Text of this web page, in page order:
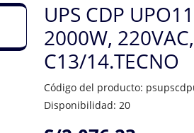
UPS CDP
2000W,
C13/14.TECNO
Código del producto:
Disponibilidad: 20